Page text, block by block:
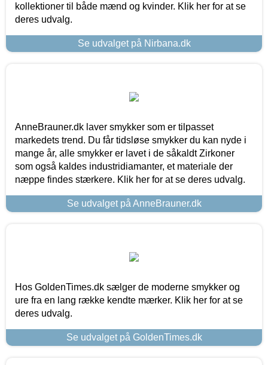
kollektioner til både mænd og kvinder. Klik her for at se
deres udvalg.
Se udvalget på Nirbana.dk
AnneBrauner.dk laver smykker som er tilpasset
markedets trend. Du får tidsløse smykker du kan nyde i
mange år, alle smykker er lavet i de såkaldt Zirkoner
som også kaldes industridiamanter, et materiale der
næppe findes stærkere. Klik her for at se deres udvalg.
Se udvalget på AnneBrauner.dk
Hos GoldenTimes.dk sælger de moderne smykker og
ure fra en lang række kendte mærker. Klik her for at se
deres udvalg.
Se udvalget på GoldenTimes.dk